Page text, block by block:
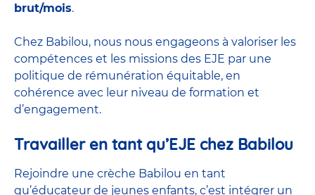
brut/mois.
Chez Babilou, nous nous engageons à valoriser les
compétences et les missions des EJE par une
politique de rémunération équitable, en
cohérence avec leur niveau de formation et
d’engagement.
Travailler en tant qu’EJE chez Babilou
Rejoindre une crèche Babilou en tant
qu’éducateur de jeunes enfants, c’est intégrer un